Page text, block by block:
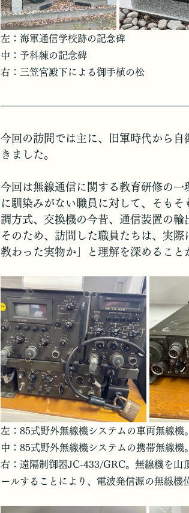
左：海軍通信学校跡の記念碑
中：予科練の記念碑
右：三笠宮殿下による御手植の松
今回の訪問では主に、旧軍時代から
きました。
今回は無線通信に関する教育研修の
に馴染みがない職員に対して、そも
調方式、交換機の今昔、通信装置の輸
そのため、訪問した職員たちは、実
教わった実物か」と理解を深めること
左：85式野外無線機システムの車両無線機
中：85式野外無線機システムの携帯無線機
右：遠隔制御器JC-433/GRC。無線機を山
ールすることにより、電波発信源の無線機